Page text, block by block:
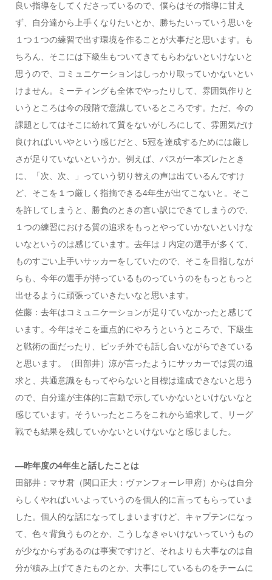
良い指導をしてくださっているので、僕らはその指導に甘え
ず、自分達から上手くなりたいとか、勝ちたいっていう思いを
１つ１つの練習で出す環境を作ることが大事だと思います。も
ちろん、そこには下級生もついてきてもらわないといけないと
思うので、コミュニケーションはしっかり取っていかないとい
けません。ミーティングも全体でやったりして、雰囲気作りと
いうところは今の段階で意識しているところです。ただ、今の
課題としてはそこに紛れて質をないがしろにして、雰囲気だけ
良ければいいやという感じだと、5冠を達成するためには厳し
さが足りていないというか。例えば、パスが一本ズレたとき
に、「次、次、」っていう切り替えの声は出ているんですけ
ど、そこを１つ厳しく指摘できる4年生が出てこないと。そこ
を許してしまうと、勝負のときの言い訳にできてしまうので、
１つの練習における質の追求をもっとやっていかないといけな
いなというのは感じています。去年はＪ内定の選手が多くて、
ものすごい上手いサッカーをしていたので、そこを目指しなが
らも、今年の選手が持っているものっていうのをもっともっと
出せるように頑張っていきたいなと思います。
佐藤：去年はコミュニケーションが足りていなかったと感じて
います。今年はそこを重点的にやろうというところで、下級生
と戦術の面だったり、ピッチ外でも話し合いながらできている
と思います。（田部井）涼が言ったようにサッカーでは質の追
求と、共通意識をもってやらないと目標は達成できないと思う
ので、自分達が主体的に言動で示していかないといけないなと
感じています。そういったところをこれから追求して、リーグ
戦でも結果を残していかないといけないなと感じました。
―昨年度の4年生と話したことは
田部井：マサ君（関口正大：ヴァンフォーレ甲府）からは自分
らしくやればいいよっていうのを個人的に言ってもらっていま
した。個人的な話になってしまいますけど、キャプテンになっ
て、色々背負うものとか、こうしなきゃいけないっていうもの
が少なからずあるのは事実ですけど、それよりも大事なのは自
分が積み上げてきたものとか、大事にしているものをチームに